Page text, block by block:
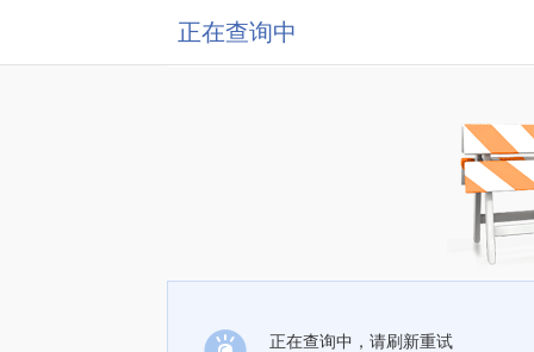
正在查询中
正在查询中，请刷新重试